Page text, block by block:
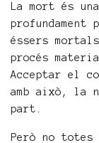
La mort és
éssers
procés
Acceptar el
amb això, la
part.
Però no